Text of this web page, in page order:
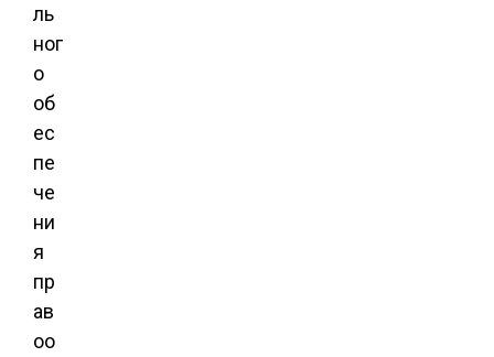
ль
ног
о
об
ес
пе
че
ни
я
пр
ав
оо